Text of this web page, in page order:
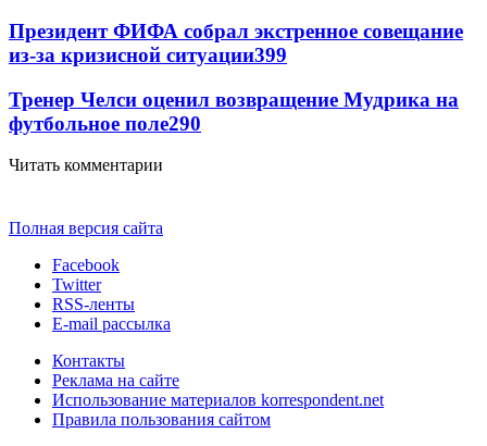
Президент ФИФА собрал экстренное совещание
из-за кризисной ситуации399
Тренер Челси оценил возвращение Мудрика на
футбольное поле290
Читать комментарии
Полная версия сайта
Facebook
Twitter
RSS-ленты
E-mail рассылка
Контакты
Реклама на сайте
Использование материалов korrespondent.net
Правила пользования сайтом